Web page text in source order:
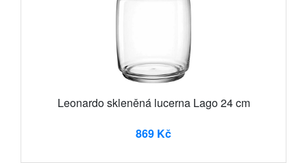
Leonardo skleněná lucerna Lago 24 cm
869 Kč